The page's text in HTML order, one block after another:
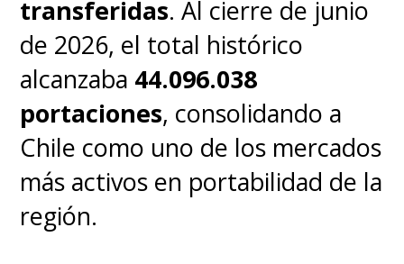
Y en el ámbito empresarial,
Samsung ya trabaja con
industrias como la
construcción naval para
implementar capacitación
virtual
transferidas. Al cierre de junio
de 2026, el total histórico
alcanzaba 44.096.038
portaciones, consolidando a
Chile como uno de los mercados
más activos en portabilidad de la
región.